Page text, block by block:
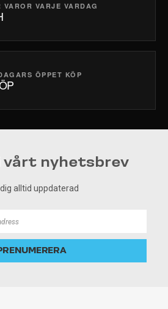
VARJE VARDAG
ÖPPET KÖP
vårt nyhetsbrev
dig alltid uppdaterad